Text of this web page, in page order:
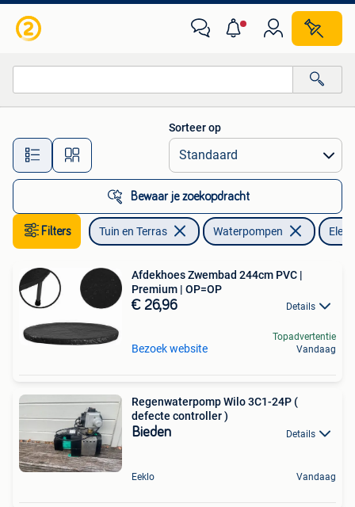
Alle afstanden…
Sorteer op
Bewaar je zoekopdracht
Filters Tuin en Terras Waterpompen
Afdekhoes Zwembad 244cm PVC |
Premium | OP=OP
€ 26,96 Details
Bezoek website
Topadvertentie
Vandaag
Regenwaterpomp Wilo 3C1-24P (
defecte controller )
Bieden Details
Eeklo Vandaag